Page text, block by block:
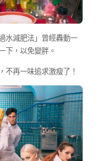
水減肥法」曾經轟動一
下，以免變胖。
不再一味追求激瘦了！